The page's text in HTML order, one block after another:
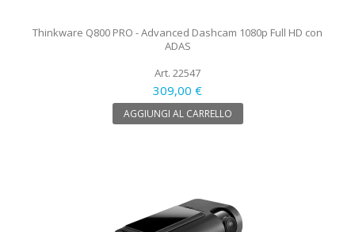
Thinkware Q800 PRO - Advanced Dashcam 1080p Full HD con
ADAS
Art. 22547
309,00 €
AGGIUNGI AL CARRELLO